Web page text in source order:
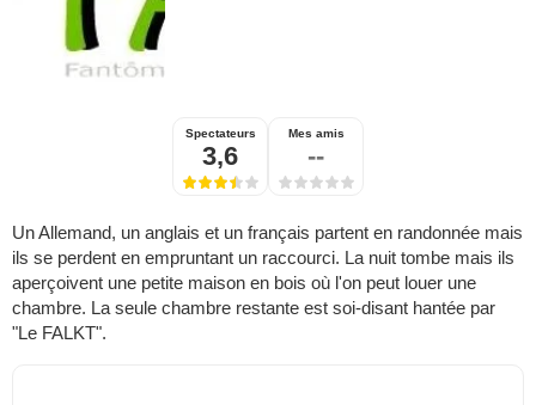
Spectateurs
3,6
Mes amis
--
Un Allemand, un anglais et un français partent en randonnée mais
ils se perdent en empruntant un raccourci. La nuit tombe mais ils
aperçoivent une petite maison en bois où l'on peut louer une
chambre. La seule chambre restante est soi-disant hantée par
"Le FALKT".